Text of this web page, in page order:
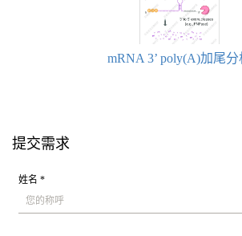
mRNA 3’ poly(A)加尾分
提交需求
姓名 *